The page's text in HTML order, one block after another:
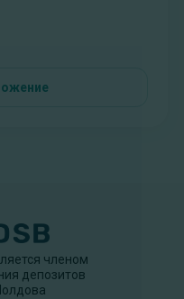
членом
депозитов